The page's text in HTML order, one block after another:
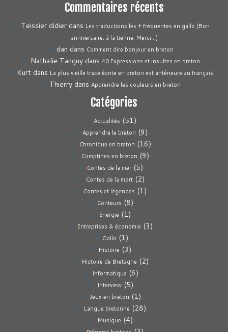
Commentaires récents
Teissier didierdans Les traductions les + fréquentes en gallo (Bon
anniversaire, à la tienne, Merci…)
dan dans Comment dire bonjour en breton
Nathalie Tanguydans 40 Expressions et insultes en breton
Kurt dans La plus vieille trace écrite en breton est antérieure au français
Thierry dans Apprendre les couleurs en breton
Catégories
Actualités (51)
Apprendre le breton (9)
Chronique en breton (16)
Comptines en breton (9)
Contes de la mer(5)
Contes de la mort(2)
Contes et légendes (1)
Conteurs (8)
Energie (1)
Entreprises & économie (3)
Gallo (1)
Histoire (3)
Histoire de Bretagne (2)
Informatique (6)
Interview(5)
Jeux en breton (1)
Langue bretonne (28)
Musique (4)